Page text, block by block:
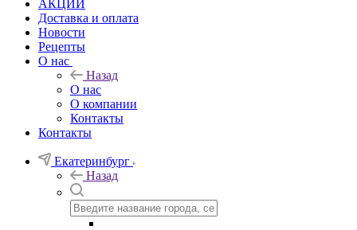
АКЦИИ
Доставка и оплата
Новости
Рецепты
О нас
Назад
О нас
О компании
Контакты
Контакты
Екатеринбург
Назад